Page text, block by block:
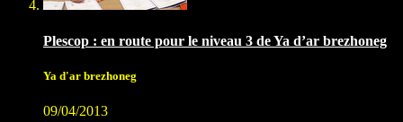
Plescop : en route pour le niveau 3 de Ya d’ar brezhoneg
Ya d'ar brezhoneg
09/04/2013